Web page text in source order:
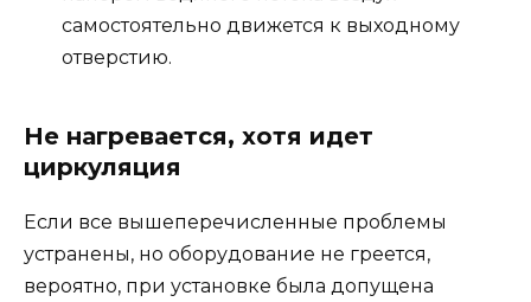
самостоятельно движется к выходному
отверстию.
Не нагревается, хотя идет
циркуляция
Если все вышеперечисленные проблемы
устранены, но оборудование не греется,
вероятно, при установке была допущена